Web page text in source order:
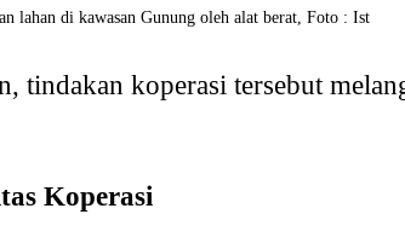
lahan di kawasan Gunung oleh alat berat, Foto : Ist
tindakan koperasi tersebut
Koperasi